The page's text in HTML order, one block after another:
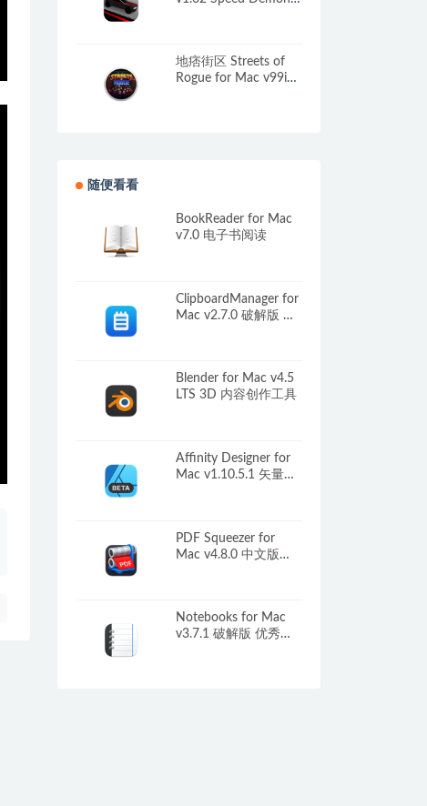
地痞街区 Streets of
Rogue for Mac v99i
随便看看
BookReader for Mac
v7.0 电子书阅读
ClipboardManager for
Mac v2.7.0 破解版 历
Blender for Mac v4.5
LTS 3D 内容创作工具
Affinity Designer for
Mac v1.10.5.1 矢量图
PDF Squeezer for
Mac v4.8.0 中文版
Notebooks for Mac
v3.7.1 破解版 优秀的